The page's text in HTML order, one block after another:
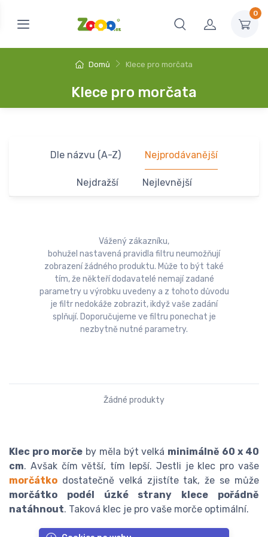
0
Domů Klece pro morčata
Klece pro morčata
Dle názvu (A-Z) Nejprodávanější
Nejdražší Nejlevnější
Vážený zákazníku,
bohužel nastavená pravidla filtru neumožňují
zobrazení žádného produktu. Může to být také
tím, že někteří dodavatelé nemají zadané
parametry u výrobku uvedeny a z tohoto důvodu
je filtr nedokáže zobrazit, ikdyž vaše zadání
splňují. Doporučujeme ve filtru ponechat je
nezbytně nutné parametry.
Žádné produkty
Klec pro morčeby měla být velká minimálně 60 x 40
cm. Avšak čím větší, tím lepší. Jestli je klec pro vaše
morčátko dostatečně velká zjistíte tak, že se může
morčátko podél úzké strany klece pořádně
natáhnout. Taková klec je pro vaše morče optimální.